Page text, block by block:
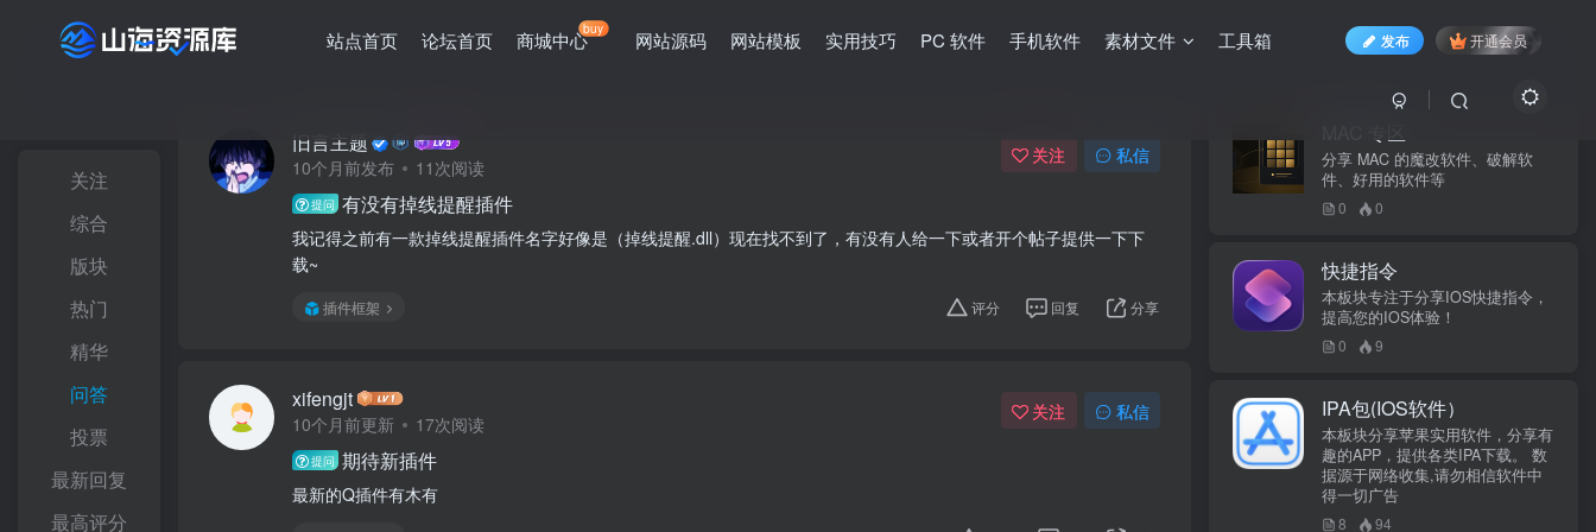
站点首页 论坛首页 商城中心buy 网站源码 网站模板 实用技巧 PC 软件 手机软件 素材文件 工具箱 发布 开通会员
关注
综合
版块
热门
精华
问答
投票
最新回复
最高评分
旧言主题
10个月前发布 11次阅读
关注 私信
提问 有没有掉线提醒插件
我记得之前有一款掉线提醒插件名字好像是（掉线提醒.dll）现在找不到了，有没有人给一下或者开个帖子提供一下下
载~
插件框架 评分 回复 分享
xifengjt
10个月前更新 17次阅读
关注 私信
提问 期待新插件
最新的Q插件有木有
分享 MAC 的魔改软件、破解软
件、好用的软件等
0 0
快捷指令
本板块专注于分享IOS快捷指令，
提高您的IOS体验！
0 9
IPA包(IOS软件）
本板块分享苹果实用软件，分享有
趣的APP，提供各类IPA下载。 数
据源于网络收集,请勿相信软件中
得一切广告
8 94